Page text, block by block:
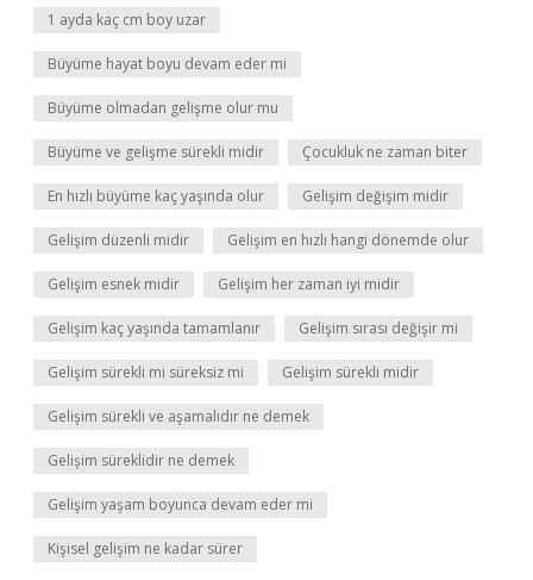
1 ayda kaç cm boy uzar
Büyüme hayat boyu devam eder mi
Büyüme olmadan gelişme olur mu
Büyüme ve gelişme sürekli midir Çocukluk ne zaman biter
En hızlı büyüme kaç yaşında olur Gelişim değişim midir
Gelişim düzenli midir Gelişim en hızlı hangi dönemde olur
Gelişim esnek midir Gelişim her zaman iyi midir
Gelişim kaç yaşında tamamlanır Gelişim sırası değişir mi
Gelişim sürekli mi süreksiz mi Gelişim sürekli midir
Gelişim sürekli ve aşamalıdır ne demek
Gelişim süreklidir ne demek
Gelişim yaşam boyunca devam eder mi
Kişisel gelişim ne kadar sürer